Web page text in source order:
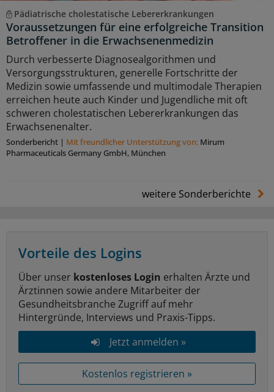
Pädiatrische cholestatische Lebererkrankungen
Voraussetzungen für eine erfolgreiche Transition
Betroffener in die Erwachsenenmedizin
Durch verbesserte Diagnosealgorithmen und
Versorgungsstrukturen, generelle Fortschritte der
Medizin sowie umfassende und multimodale Therapien
erreichen heute auch Kinder und Jugendliche mit oft
schweren cholestatischen Lebererkrankungen das
Erwachsenenalter.
Sonderbericht | Mit freundlicher Unterstützung von: Mirum
Pharmaceuticals Germany GmbH, München
weitere Sonderberichte
Vorteile des Logins
Über unser kostenloses Login erhalten Ärzte und
Ärztinnen sowie andere Mitarbeiter der
Gesundheitsbranche Zugriff auf mehr
Hintergründe, Interviews und Praxis-Tipps.
Jetzt anmelden »
Kostenlos registrieren »